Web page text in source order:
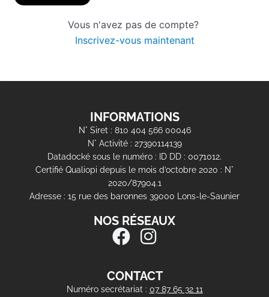
Vous n'avez pas de compte?
Inscrivez-vous maintenant
INFORMATIONS
N° Siret : 810 404 566 00046
N° Activité : 27390114139
Datadocké sous le numéro : ID DD : 0071012.
Certifié Qualiopi depuis le mois d’octobre 2020 : N°
2020/87904.1
Adresse : 15 rue des baronnes 39000 Lons-le-Saunier
NOS RÉSEAUX
CONTACT
Numéro secrétariat : 07 87 65 32 11